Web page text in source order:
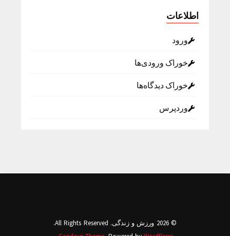
اطلاعات
ورود
خوراک ورودی‌ها
خوراک دیدگاه‌ها
وردپرس
© 2026 ورزش و زندگی. All Rights Reserved.